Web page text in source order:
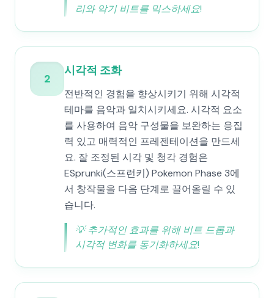
리와 악기 비트를 믹스하세요!
2
시각적 조화
전반적인 경험을 향상시키기 위해 시각적
테마를 음악과 일치시키세요. 시각적 요소
를 사용하여 음악 구성물을 보완하는 응집
력 있고 매력적인 프레젠테이션을 만드세
요. 잘 조정된 시각 및 청각 경험은
ESprunki(스프런키) Pokemon Phase 3에
서 창작물을 다음 단계로 끌어올릴 수 있
습니다.
💡추가적인 효과를 위해 비트 드롭과
시각적 변화를 동기화하세요!